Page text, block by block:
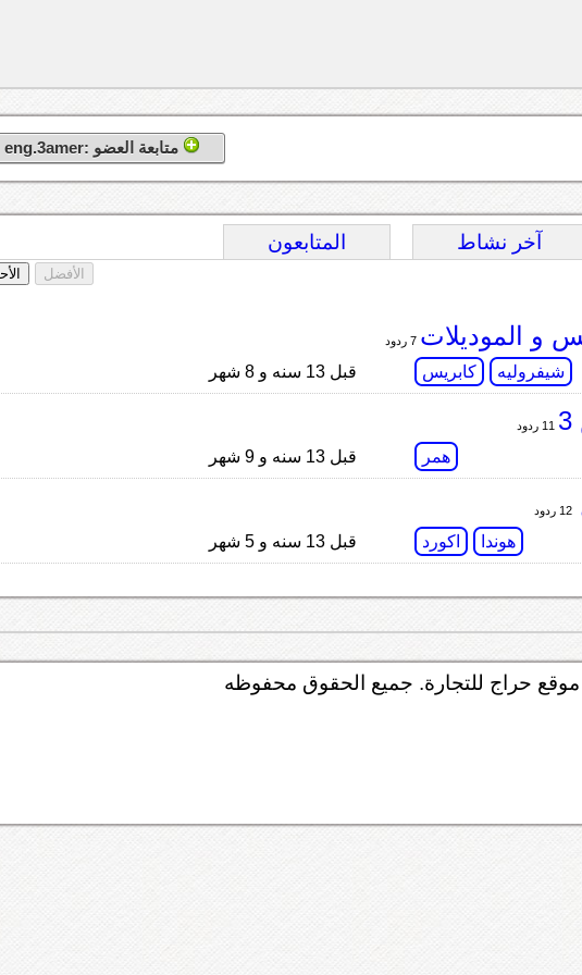
متابعة العضو :eng.3amer
آخر نشاط المتابعون
الأفضل
و الموديلات 7 ردود
شيفروليه كابريس قبل 13 سنه و 8 شهر
همر قبل 13 سنه و 9 شهر
12 ردود
هوندا اكورد قبل 13 سنه و 5 شهر
حراج للتجارة. جميع الحقوق محفوظه